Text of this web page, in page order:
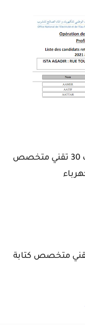
لائحة المدعوين لإجراء مباراة توظيف 30 تقني متخصص
لإجراء مباراة توظيف 30 تقني متخصص كتابة